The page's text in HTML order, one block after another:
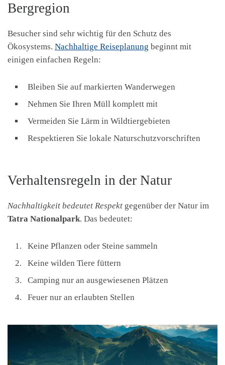
Bergregion
Besucher sind sehr wichtig für den Schutz des
Ökosystems. Nachhaltige Reiseplanung beginnt mit
einigen einfachen Regeln:
Bleiben Sie auf markierten Wanderwegen
Nehmen Sie Ihren Müll komplett mit
Vermeiden Sie Lärm in Wildtiergebieten
Respektieren Sie lokale Naturschutzvorschriften
Verhaltensregeln in der Natur
Nachhaltigkeit bedeutet Respekt gegenüber der Natur im
Tatra Nationalpark. Das bedeutet:
Keine Pflanzen oder Steine sammeln
Keine wilden Tiere füttern
Camping nur an ausgewiesenen Plätzen
Feuer nur an erlaubten Stellen